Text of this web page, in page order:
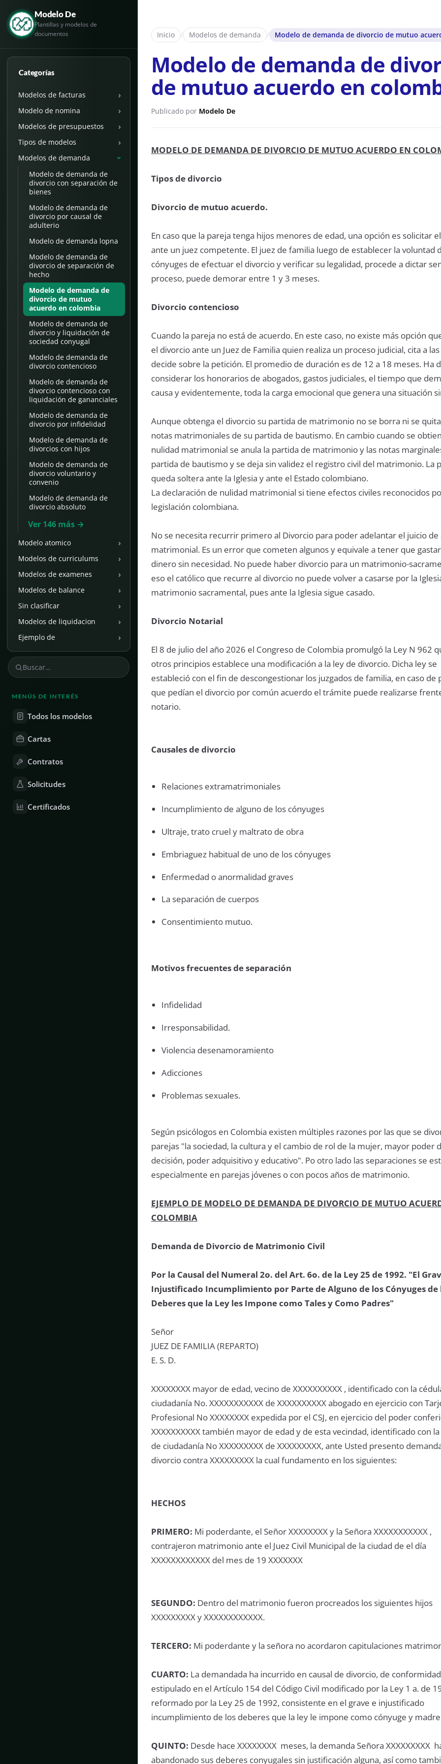
Modelo De
Plantillas y modelos de
documentos
Categorías
Modelos de facturas ›
Modelo de nomina ›
Modelos de presupuestos ›
Tipos de modelos ›
Modelos de demanda ›
Modelo de demanda de
divorcio con separación de
bienes
Modelo de demanda de
divorcio por causal de
adulterio
Modelo de demanda lopna
Modelo de demanda de
divorcio de separación de
hecho
Modelo de demanda de
divorcio de mutuo
acuerdo en colombia
Modelo de demanda de
divorcio y liquidación de
sociedad conyugal
Modelo de demanda de
divorcio contencioso
Modelo de demanda de
divorcio contencioso con
liquidación de gananciales
Modelo de demanda de
divorcio por infidelidad
Modelo de demanda de
divorcios con hijos
Modelo de demanda de
divorcio voluntario y
convenio
Modelo de demanda de
divorcio absoluto
Ver 146 más →
Modelo atomico ›
Modelos de curriculums ›
Modelos de examenes ›
Modelos de balance ›
Sin clasificar ›
Modelos de liquidacion ›
Ejemplo de ›
MENÚS DE INTERÉS
Todos los modelos
Cartas
Contratos
Solicitudes
Certificados
Inicio / Modelos de demanda / Modelo de demanda de divorcio de mutuo
Modelo de demanda de
de mutuo acuerdo en
Publicado por Modelo De
MODELO DE DEMANDA DE DIVORCIO DE MUTUO ACUERDO EN
Tipos de divorcio
Divorcio de mutuo acuerdo.
En caso que la pareja tenga hijos menores de edad, una opción es solicitar
ante un juez competente. El juez de familia luego de establecer la voluntad
cónyuges de efectuar el divorcio y verificar su legalidad, procede a dictar
proceso, puede demorar entre 1 y 3 meses.
Divorcio contencioso
Cuando la pareja no está de acuerdo. En este caso, no existe más opción
el divorcio ante un Juez de Familia quien realiza un proceso judicial, cita a
decide sobre la petición. El promedio de duración es de 12 a 18 meses. Ha
considerar los honorarios de abogados, gastos judiciales, el tiempo que
causa y evidentemente, toda la carga emocional que genera una situación
Aunque obtenga el divorcio su partida de matrimonio no se borra ni se
notas matrimoniales de su partida de bautismo. En cambio cuando se
nulidad matrimonial se anula la partida de matrimonio y las notas
partida de bautismo y se deja sin validez el registro civil del matrimonio. La
queda soltera ante la Iglesia y ante el Estado colombiano.
La declaración de nulidad matrimonial si tiene efectos civiles reconocidos
legislación colombiana.
No se necesita recurrir primero al Divorcio para poder adelantar el juicio de
matrimonial. Es un error que cometen algunos y equivale a tener que
dinero sin necesidad. No puede haber divorcio para un matrimonio-
eso el católico que recurre al divorcio no puede volver a casarse por la
matrimonio sacramental, pues ante la Iglesia sigue casado.
Divorcio Notarial
El 8 de julio del año 2026 el Congreso de Colombia promulgó la Ley N 962
otros principios establece una modificación a la ley de divorcio. Dicha ley se
estableció con el fin de descongestionar los juzgados de familia, en caso de
que pedían el divorcio por común acuerdo el trámite puede realizarse
notario.
Causales de divorcio
Relaciones extramatrimoniales
Incumplimiento de alguno de los cónyuges
Ultraje, trato cruel y maltrato de obra
Embriaguez habitual de uno de los cónyuges
Enfermedad o anormalidad graves
La separación de cuerpos
Consentimiento mutuo.
Motivos frecuentes de separación
Infidelidad
Irresponsabilidad.
Violencia desenamoramiento
Adicciones
Problemas sexuales.
Según psicólogos en Colombia existen múltiples razones por las que se
parejas "la sociedad, la cultura y el cambio de rol de la mujer, mayor poder
decisión, poder adquisitivo y educativo". Po otro lado las separaciones se
especialmente en parejas jóvenes o con pocos años de matrimonio.
EJEMPLO DE MODELO DE DEMANDA DE DIVORCIO DE MUTUO
COLOMBIA
Demanda de Divorcio de Matrimonio Civil
Por la Causal del Numeral 2o. del Art. 6o. de la Ley 25 de 1992. "El
Injustificado Incumplimiento por Parte de Alguno de los Cónyuges de
Deberes que la Ley les Impone como Tales y Como Padres"
Señor
JUEZ DE FAMILIA (REPARTO)
E. S. D.
XXXXXXXX mayor de edad, vecino de XXXXXXXXXX , identificado con la
ciudadanía No. XXXXXXXXXXX de XXXXXXXXXX abogado en ejercicio con
Profesional No XXXXXXXX expedida por el CSJ, en ejercicio del poder
XXXXXXXXXX también mayor de edad y de esta vecindad, identificado con
de ciudadanía No XXXXXXXXX de XXXXXXXXX, ante Usted presento
divorcio contra XXXXXXXXX la cual fundamento en los siguientes:
HECHOS
PRIMERO: Mi poderdante, el Señor XXXXXXXX y la Señora XXXXXXXXXXX ,
contrajeron matrimonio ante el Juez Civil Municipal de la ciudad de el día
XXXXXXXXXXXX del mes de 19 XXXXXXX
SEGUNDO: Dentro del matrimonio fueron procreados los siguientes hijos
XXXXXXXXX y XXXXXXXXXXXX.
TERCERO: Mi poderdante y la señora no acordaron capitulaciones
CUARTO: La demandada ha incurrido en causal de divorcio, de
estipulado en el Artículo 154 del Código Civil modificado por la Ley 1 a. de
reformado por la Ley 25 de 1992, consistente en el grave e injustificado
incumplimiento de los deberes que la ley le impone como cónyuge y
QUINTO: Desde hace XXXXXXXX meses, la demanda Señora XXXXXXXXX
abandonado sus deberes conyugales sin justificación alguna, así como